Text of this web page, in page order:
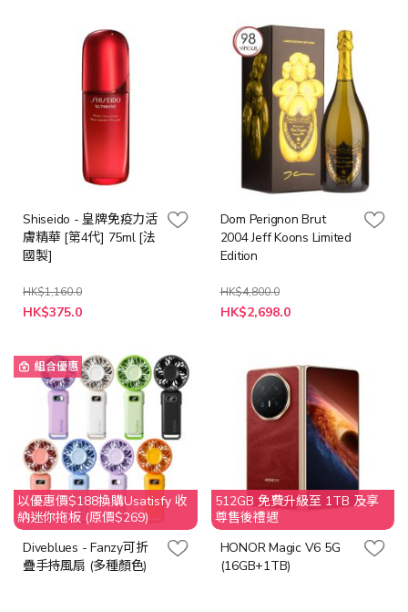
Shiseido - 皇牌免疫力活
膚精華 [第4代] 75ml [法
國製]
HK$1,160.0
特
殊
HK$375.0
Dom Perignon Brut
2004 Jeff Koons Limited
Edition
HK$4,800.0
特
殊
HK$2,698.0
組合優惠
以優惠價$188換購Usatisfy 收
納迷你拖板 (原價$269)
Diveblues - Fanzy可折
疊手持風扇 (多種顏色)
512GB 免費升級至 1TB 及享
尊售後禮遇
HONOR Magic V6 5G
(16GB+1TB)